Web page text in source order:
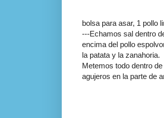
bolsa para asar, 1 pollo
---Echamos sal dentro
encima del pollo
la patata y la zanahoria.
Metemos todo dentro
agujeros en la parte de